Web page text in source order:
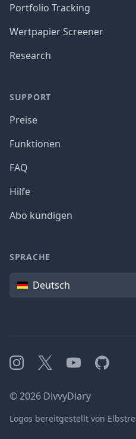
Portfolio Tracking
Wertpapier Screener
Research
SUPPORT
Preise
Funktionen
FAQ
Hilfe
Abo kündigen
SPRACHE
SpracheDeutsch
Instagram
X YouTubeGitHub
©2026 DivvyDiary
Logos bereitgestellt von